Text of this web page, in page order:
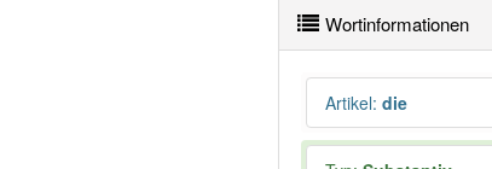
Wortinformationen
Artikel: die